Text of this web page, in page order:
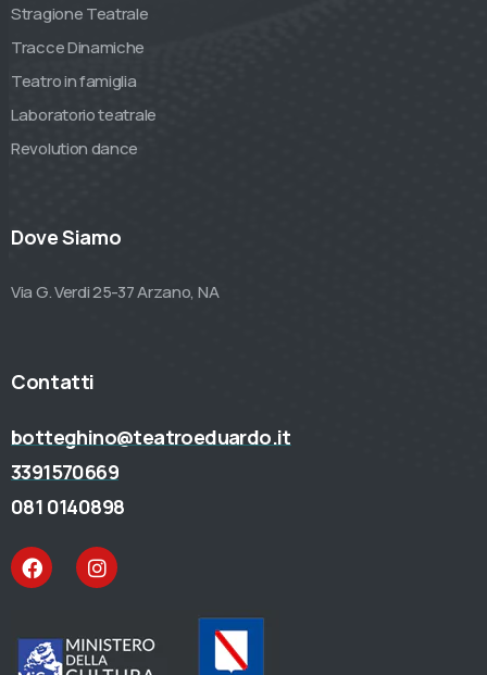
Stragione Teatrale
Tracce Dinamiche
Teatro in famiglia
Laboratorio teatrale
Revolution dance
Dove Siamo
Via G. Verdi 25-37 Arzano, NA
Contatti
botteghino@teatroeduardo.it
3391570669
081 0140898